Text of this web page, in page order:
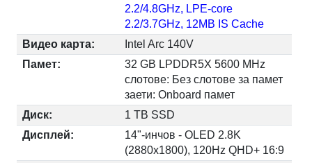
2.2/4.8GHz, LPE-core
2.2/3.7GHz, 12MB IS Cache
Видео карта:
Intel Arc 140V
Памет:
32 GB LPDDR5X 5600 MHz
слотове: Без слотове за памет
заети: Onboard памет
Диск:
1 TB SSD
Дисплей:
14"-инчов - OLED 2.8K
(2880x1800), 120Hz QHD+ 16:9